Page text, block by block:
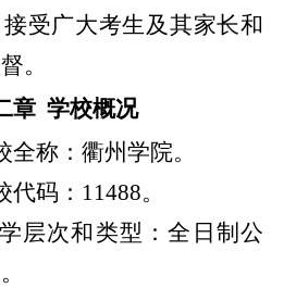
接受广大考生及其家长和
。
章 学校概况
全称：衢州学院。
代码： 11488。
层次和类型：全日制公